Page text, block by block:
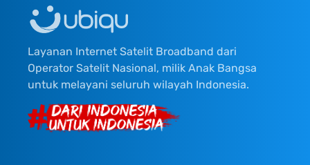
Layanan Internet Satelit Broadband dari
Operator Satelit Nasional, milik Anak Bangsa
untuk melayani seluruh wilayah Indonesia.